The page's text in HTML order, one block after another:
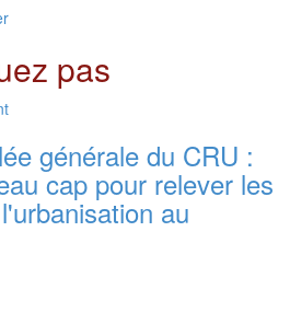
pas
générale du CRU :
cap pour relever les
au